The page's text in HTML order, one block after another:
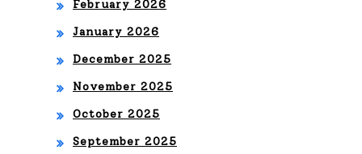
February 2026
January 2026
December 2025
November 2025
October 2025
September 2025